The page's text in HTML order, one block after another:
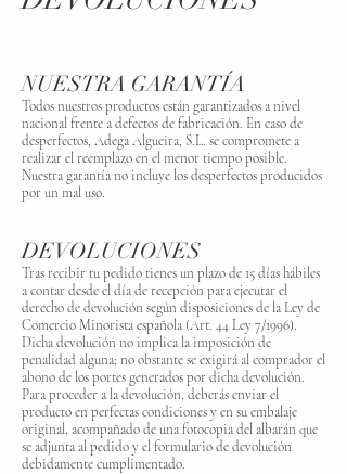
NUESTRA GARANTÍA
Todos nuestros productos están garantizados a nivel
nacional frente a defectos de fabricación. En caso de
desperfectos, Adega Algueira, S.L. se compromete a
realizar el reemplazo en el menor tiempo posible.
Nuestra garantía no incluye los desperfectos producidos
por un mal uso.
DEVOLUCIONES
Tras recibir tu pedido tienes un plazo de 15 días hábiles
a contar desde el día de recepción para ejecutar el
derecho de devolución según disposiciones de la Ley de
Comercio Minorista española (Art. 44 Ley 7/1996).
Dicha devolución no implica la imposición de
penalidad alguna; no obstante se exigirá al comprador el
abono de los portes generados por dicha devolución.
Para proceder a la devolución, deberás enviar el
producto en perfectas condiciones y en su embalaje
original, acompañado de una fotocopia del albarán que
se adjunta al pedido y el formulario de devolución
debidamente cumplimentado.